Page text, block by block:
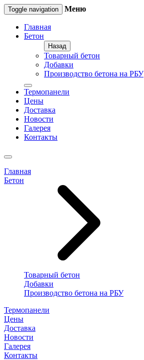
Toggle navigation Меню
Главная
Бетон
Назад
Товарный бетон
Добавки
Производство бетона на РБУ
Термопанели
Цены
Доставка
Новости
Галерея
Контакты
Главная
Бетон
Товарный бетон
Добавки
Производство бетона на РБУ
Термопанели
Цены
Доставка
Новости
Галерея
Контакты